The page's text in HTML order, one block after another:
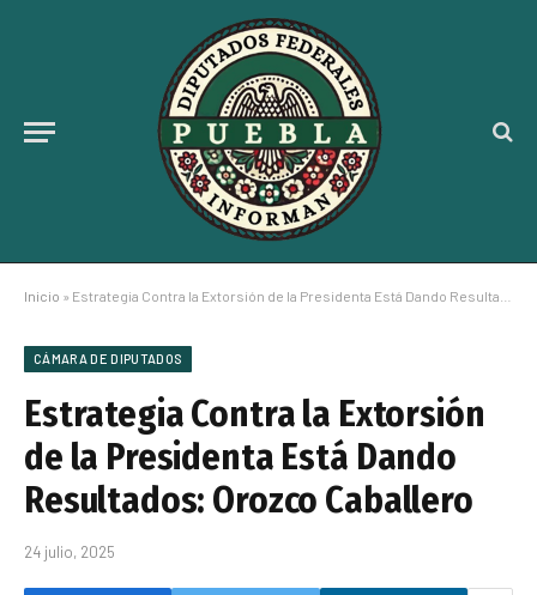
Inicio » Estrategia Contra la Extorsión de la Presidenta Está Dando Resultados: Orozco Caballero
CÁMARA DE DIPUTADOS
Estrategia Contra la Extorsión
de la Presidenta Está Dando
Resultados: Orozco Caballero
24 julio, 2025